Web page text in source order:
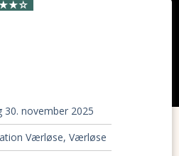
30. november 2025
Værløse, Værløse